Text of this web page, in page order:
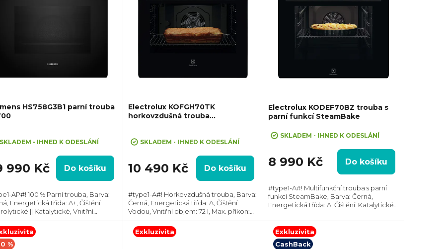
HS758G3B1 parní trouba
SKLADEM - IHNED K ODESLÁNÍ
990 Kč Do košíku
AP#! 100 % Parní trouba, Barva:
Energetická třída: A+, Čištění:
|| Katalytické, Vnitřní
71 l, Max. příkon: 3600 W,
(VxŠxH): 595x594x548 mm,
Electrolux KOFGH70TK
horkovzdušná trouba
hodnocení
je
5,0
5
hvězdiček.
SKLADEM - IHNED K ODESLÁNÍ
10 490 Kč Do košíku
#type1-A#! Horkovzdušná trouba, Barva:
Černá, Energetická třída: A, Čištění:
Vodou, Vnitřní objem: 72 l, Max. příkon:
2790 W, Gril , Rozměry (VxŠxH):
595x595x567 mm, Výbava: Teleskopický
výsuv,...
Electrolux KODEF70BZ trouba s
parní funkcí SteamBake
SKLADEM - IHNED K ODESLÁNÍ
8 990 Kč Do košíku
#type1-A#! Multifunkční trouba s parní
funkcí SteamBake, Barva: Černá,
Energetická třída: A, Čištění: Katalytické ||
příkon: 2750 W, Gril , Rozměry (VxŠxH):...
%
Exkluzivita
Exkluzivita
CashBack